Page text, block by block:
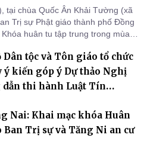
tại chùa Quốc Ân Khải Tường (xã
Trị sự Phật giáo thành phố Đồng
huân tu tập trung trong mùa
hạ chùa Quốc Ân Khải Tường.
Dân tộc và Tôn giáo tổ chức
ý kiến góp ý Dự thảo Nghị
thi hành Luật Tín
Nai: Khai mạc khóa Huân
Ban Trị sự và Tăng Ni an cư